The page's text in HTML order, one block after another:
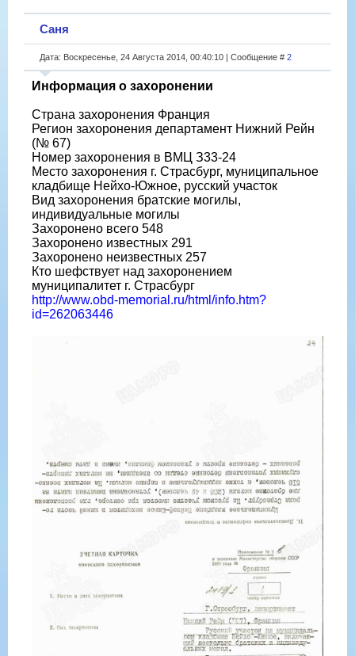
Саня
Дата: Воскресенье, 24 Августа 2014, 00:40:10 | Сообщение # 2
Информация о захоронении
Страна захоронения Франция
Регион захоронения департамент Нижний Рейн
(№ 67)
Номер захоронения в ВМЦ З33-24
Место захоронения г. Страсбург, муниципальное
кладбище Нейхо-Южное, русский участок
Вид захоронения братские могилы,
индивидуальные могилы
Захоронено всего 548
Захоронено известных 291
Захоронено неизвестных 257
Кто шефствует над захоронением
муниципалитет г. Страсбург
http://www.obd-memorial.ru/html/info.htm?
id=262063446